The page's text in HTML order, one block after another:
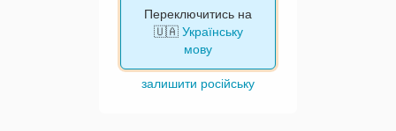
Переключитись на
🇺🇦 Українську
мову
залишити російську